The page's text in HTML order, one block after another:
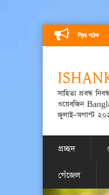
প্রিয় পাঠক
সাহিত্য প্রবন্ধ
ওয়েবজিন
জুলাই-অগাস্ট
প্রচ্ছদ
গেঁজেল